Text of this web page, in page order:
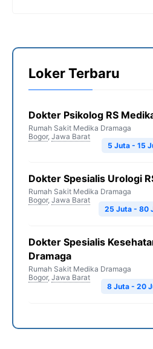
Loker Terbaru
Dokter Psikolog RS
Rumah Sakit Medika Dramaga
Bogor, Jawa Barat
5 Juta - 15
Dokter Spesialis Urologi
Rumah Sakit Medika Dramaga
Bogor, Jawa Barat
25 Juta - 80
Dokter Spesialis
Dramaga
Rumah Sakit Medika Dramaga
Bogor, Jawa Barat
8 Juta - 20